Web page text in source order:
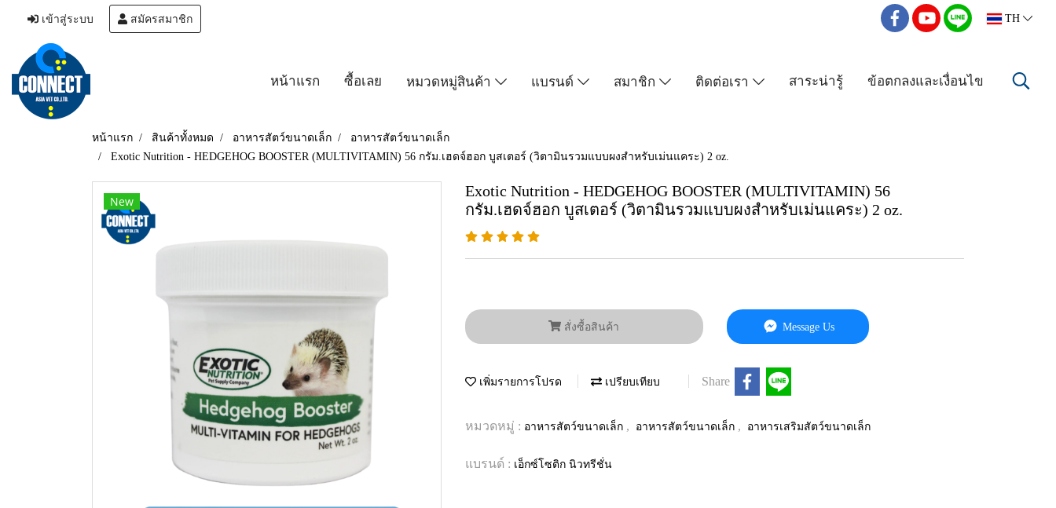
เข้าสู่ระบบ สมัครสมาชิก TH
หน้าแรก ซื้อเลย หมวดหมู่สินค้า แบรนด์ สมาชิก ติดต่อเรา สาระน่ารู้ ข้อตกลงและเงื่อนไข
หน้าแรก สินค้าทั้งหมด อาหารสัตว์ขนาดเล็ก
อาหารสัตว์ขนาดเล็ก
Exotic Nutrition - HEDGEHOG BOOSTER (MULTIVITAMIN) 56 กรัม.เฮดจ์ฮอก บูสเตอร์ (วิตามินรวมแบบผงสำหรับเม่นแคระ) 2 oz.
New
Exotic Nutrition - HEDGEHOG BOOSTER (MULTIVITAMIN) 56
กรัม.เฮดจ์ฮอก บูสเตอร์ (วิตามินรวมแบบผงสำหรับเม่นแคระ) 2 oz.
สั่งซื้อสินค้า Message Us
เพิ่มรายการโปรด เปรียบเทียบ Share
หมวดหมู่ : อาหารสัตว์ขนาดเล็ก , อาหารสัตว์ขนาดเล็ก , อาหารเสริมสัตว์ขนาดเล็ก
แบรนด์ : เอ็กซ์โซติก นิวทรีชั่น